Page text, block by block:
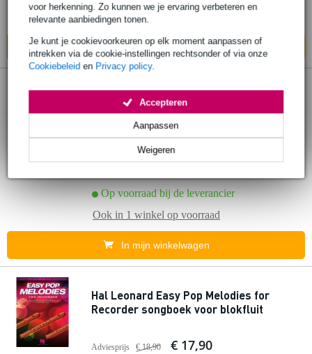
voor herkenning. Zo kunnen we je ervaring verbeteren en
relevante aanbiedingen tonen.
Je kunt je cookievoorkeuren op elk moment aanpassen of
intrekken via de cookie-instellingen rechtsonder of via onze
Cookiebeleid en Privacy policy.
Weigeren
Aanpassen
Accepteren
Op voorraad bij de leverancier
In mijn winkelwagen
Hal Leonard First 50 Songs You Should
Play on Recorder songboek voor blokfluit
€ 20,40
Op voorraad bij de leverancier
Ook in 1 winkel op voorraad
In mijn winkelwagen
Hal Leonard Easy Pop Melodies for
Recorder songboek voor blokfluit
Adviesprijs € 18,90 € 17,90